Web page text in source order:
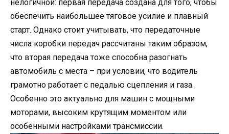
нелогичной: первая передача создана для того, чтобы
обеспечить наибольшее тяговое усилие и плавный
старт. Однако стоит учитывать, что передаточные
числа коробки передач рассчитаны таким образом,
что вторая передача тоже способна разогнать
автомобиль с места – при условии, что водитель
грамотно работает с педалью сцепления и газа.
Особенно это актуально для машин с мощными
моторами, высоким крутящим моментом или
особенными настройками трансмиссии.